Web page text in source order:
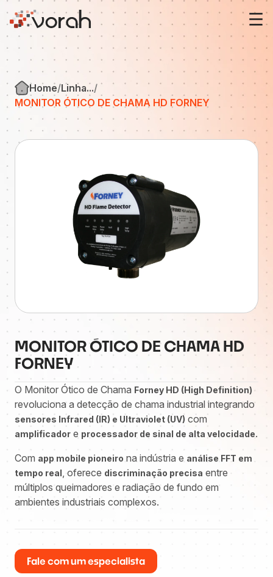
Sobre nós
Fireye
Forney
Soluções
Home Linha...
MONITOR ÓTICO DE CHAMA HD FORNEY
MONITOR ÓTICO DE CHAMA HD
FORNEY
O Monitor Ótico de Chama Forney HD (High Definition)
revoluciona a detecção de chama industrial integrando
sensores Infrared (IR) e Ultraviolet (UV) com
amplificador e processador de sinal de alta velocidade.
Com app mobile pioneiro na indústria e análise FFT em
tempo real, oferece discriminação precisa entre
múltiplos queimadores e radiação de fundo em
ambientes industriais complexos.
Fale com um especialista